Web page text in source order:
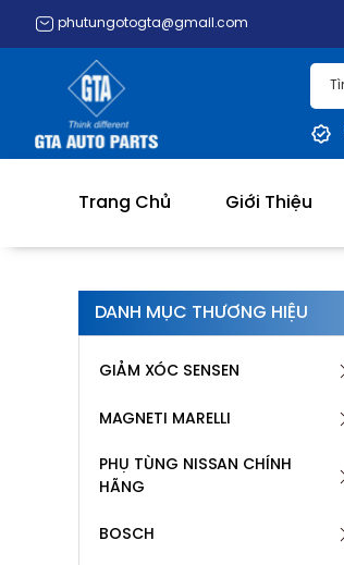
phutungotogta@gmail.com
Trang Chủ Giới Thiệu
DANH MỤC THƯƠNG HIỆU
GIẢM XÓC SENSEN
MAGNETI MARELLI
PHỤ TÙNG NISSAN CHÍNH
HÃNG
BOSCH